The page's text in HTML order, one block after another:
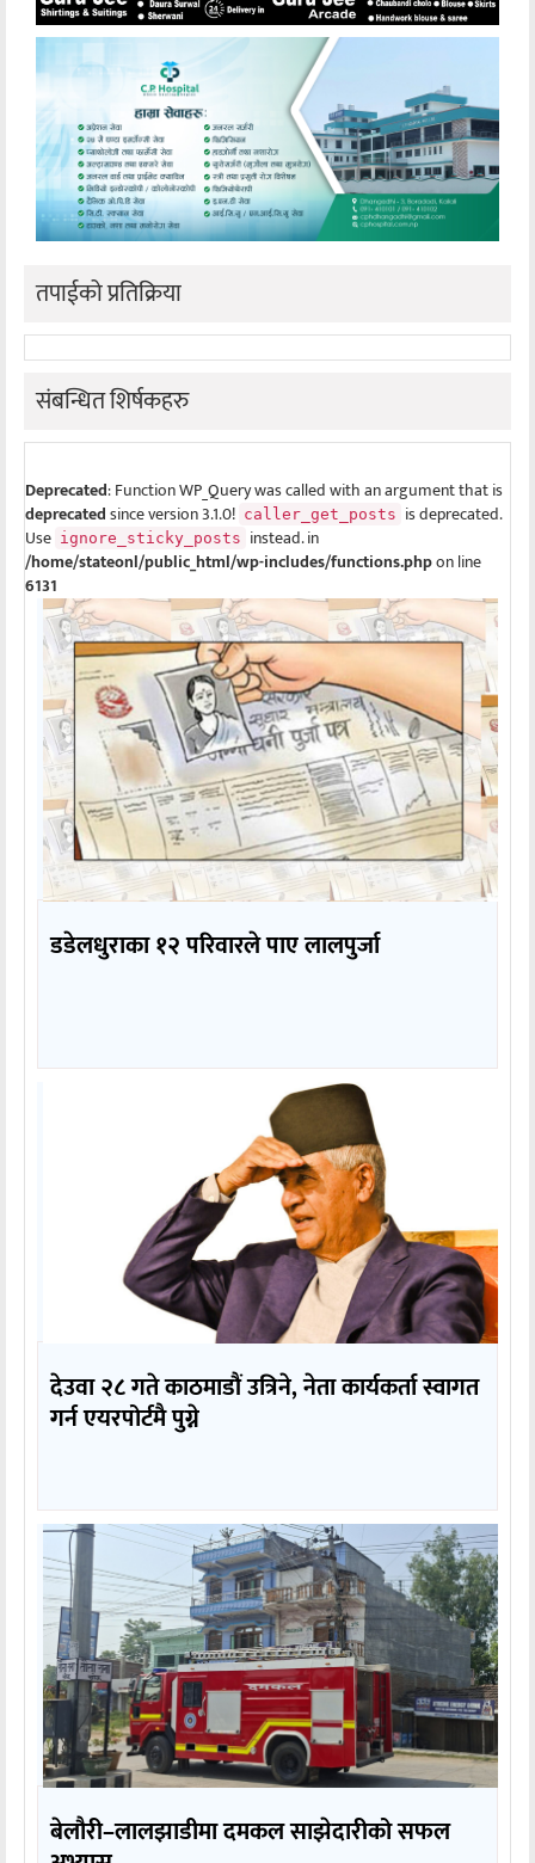
तपाईको प्रतिक्रिया
संबन्धित शिर्षकहरु
Deprecated: Function WP_Query was called with an argument that is
deprecatedsince version 3.1.0! caller_get_posts is deprecated.
Use ignore_sticky_posts instead. in
/home/stateonl/public_html/wp-includes/functions.phpon line
6131
डडेलधुराका १२ परिवारले पाए लालपुर्जा
देउवा २८ गते काठमाडौं उत्रिने, नेता कार्यकर्ता स्वागत
गर्न एयरपोर्टमै पुग्ने
बेलौरी–लालझाडीमा दमकल साझेदारीको सफल